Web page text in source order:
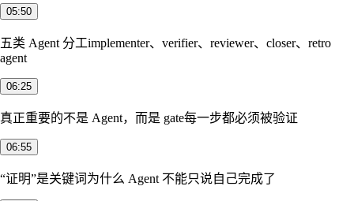
05:50
五类 Agent 分工implementer、verifier、reviewer、closer、retro
agent
06:25
真正重要的不是 Agent，而是 gate每一步都必须被验证
06:55
“证明”是关键词 为什么 Agent 不能只说自己完成了